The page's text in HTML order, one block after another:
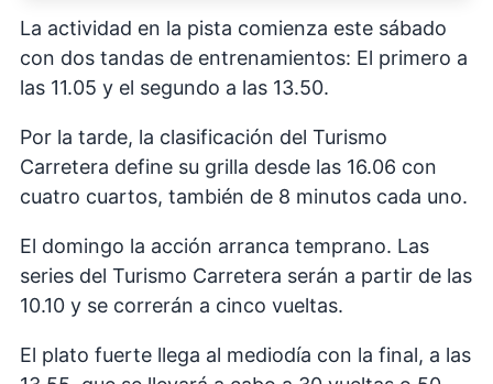
La actividad en la pista comienza este sábado
con dos tandas de entrenamientos: El primero a
las 11.05 y el segundo a las 13.50.
Por la tarde, la clasificación del Turismo
Carretera define su grilla desde las 16.06 con
cuatro cuartos, también de 8 minutos cada uno.
El domingo la acción arranca temprano. Las
series del Turismo Carretera serán a partir de las
10.10 y se correrán a cinco vueltas.
El plato fuerte llega al mediodía con la final, a las